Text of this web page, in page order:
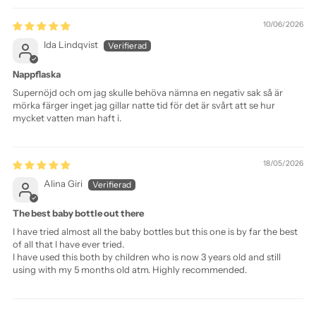
10/06/2026
Ida Lindqvist
Nappflaska
Supernöjd och om jag skulle behöva nämna en negativ sak så är
mörka färger inget jag gillar natte tid för det är svårt att se hur
mycket vatten man haft i.
18/05/2026
Alina Giri
The best baby bottle out there
I have tried almost all the baby bottles but this one is by far the best
of all that I have ever tried.
I have used this both by children who is now 3 years old and still
using with my 5 months old atm. Highly recommended.